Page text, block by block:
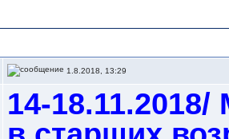
1.8.2018, 13:29
14-